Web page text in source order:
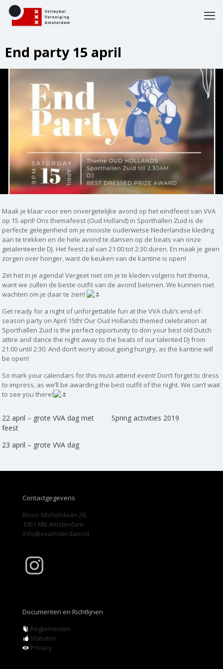
End party 15 april
Maak je klaar voor een onvergetelijke avond op het eindfeest van VVA
op 15 april! Ons themafeest (Oud Holland) in Sporthallen Zuid is de
perfecte gelegenheid om je mooiste ouderwetse Nederlandse kleding
aan te trekken en de hele avond te dansen op de beats van onze
getalenteerde DJ. Het feest zal van 21:00 tot 2:30 duren. En maak je geen
zorgen over honger, want de keuken van de kantine is open!
Zet het in je agenda! Vergeet niet om je te kleden volgens het thema,
want we zullen de beste outfit van de avond belonen. We kunnen niet
wachten om je daar te zien!
Get ready for a night of unforgettable fun at the VVA club’s end-of-
season party on April 15th! Our Oud Hollands themed celebration at
Sporthallen Zuid is the perfect opportunity to don your best old Dutch
attire and dance the night away to the beats of our talented DJ from
21:00 until 2:30. And don’t worry about going hungry, as the kantine will
be open!
So mark your calendars for this must-attend event! Don’t forget to dress
to impress, as we’ll be awarding the best outfit of the night. We can’t wait
to see you there!
22 april – grote VVA dag met
feest
Spring activities 2019
23 april – grote VVA dag
Contactgegevens
Rinus Michelslaan 26,
1061 MB Amsterdam
info@vvamsterdam.nl
Instagram
Documenten en Richtlijnen
Reglementen
Statuten
Privacy